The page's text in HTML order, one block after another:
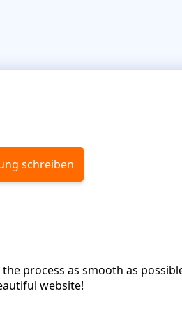
schreiben
process as smooth as
website!